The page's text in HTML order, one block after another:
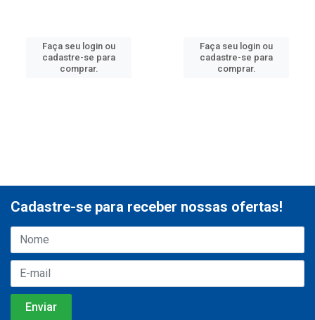
Faça seu login ou
cadastre-se para
comprar.
Faça seu login ou
cadastre-se para
comprar.
Cadastre-se para receber nossas ofertas!